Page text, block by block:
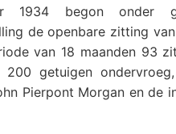
1934 begon onder
de openbare zitting
van 18 maanden 93
200 getuigen
Pierpont Morgan en de